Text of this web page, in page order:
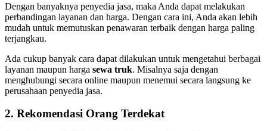
Dengan banyaknya penyedia jasa, maka Anda dapat melakukan
perbandingan layanan dan harga. Dengan cara ini, Anda akan lebih
mudah untuk memutuskan penawaran terbaik dengan harga paling
terjangkau.
Ada cukup banyak cara dapat dilakukan untuk mengetahui berbagai
layanan maupun harga sewa truk. Misalnya saja dengan
menghubungi secara online maupun menemui secara langsung ke
perusahaan penyedia jasa.
2. Rekomendasi Orang Terdekat